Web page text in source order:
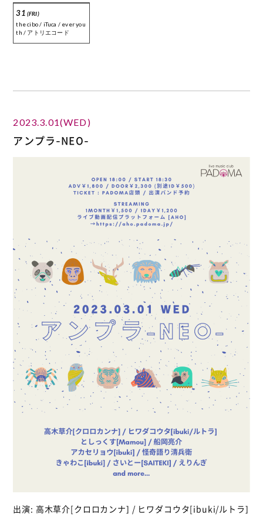
ndscapes / GM(Band Se
t) / 船岡亮介
31 (FRI)
the cibo / iTuca / ever you
th / アトリエコード
2023.3.01(WED)
アンプラ-NEO-
出演: 高木草介[クロロカンナ] / ヒワダコウタ[ibuki/ルトラ]